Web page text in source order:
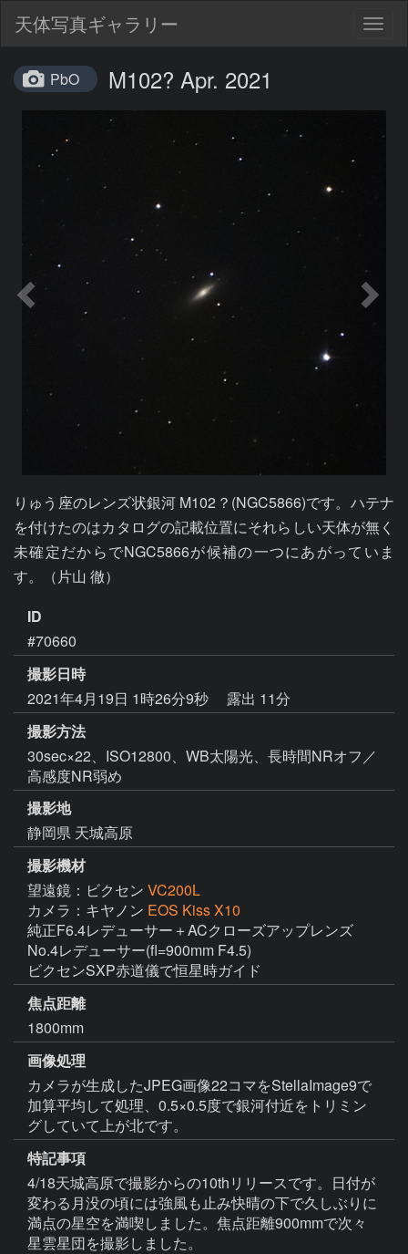
天体写真ギャラリー
PbO M102? Apr. 2021
りゅう座のレンズ状銀河 M102？(NGC5866)です。ハテナ
を付けたのはカタログの記載位置にそれらしい天体が無く
未確定だからでNGC5866が候補の一つにあがっていま
す。（片山 徹）
ID
#70660
撮影日時
2021年4月19日 1時26分9秒
露出 11分
撮影方法
30sec×22、ISO12800、WB太陽光、長時間NRオフ／
高感度NR弱め
撮影地
静岡県 天城高原
撮影機材
望遠鏡：ビクセン VC200L
カメラ：キヤノン EOS Kiss X10
純正F6.4レデューサー＋ACクローズアップレンズ
No.4レデューサー(fl=900mm F4.5)
ビクセンSXP赤道儀で恒星時ガイド
焦点距離
1800mm
画像処理
カメラが生成したJPEG画像22コマをStellaImage9で
加算平均して処理、0.5×0.5度で銀河付近をトリミン
グしていて上が北です。
特記事項
4/18天城高原で撮影からの10thリリースです。日付が
変わる月没の頃には強風も止み快晴の下で久しぶりに
満点の星空を満喫しました。焦点距離900mmで次々
星雲星団を撮影しました。